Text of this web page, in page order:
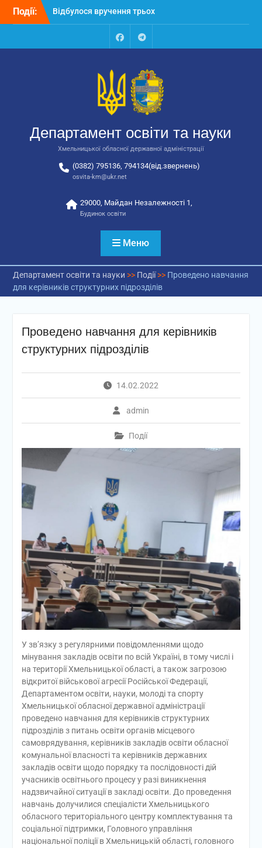
Перейти
Події:
закладів освіти
Відбулося засідання
колегії Департаменту
освіти та науки обласної
Відбулась обласна
відповідальних за
національно-патріотичне
FacebookTalegram
Департамент освіти та науки
Хмельницької обласної державної адміністрації
(0382) 795136, 794134(від.звернень)
osvita-km@ukr.net
29000, Майдан Незалежності 1,
Будинок освіти
Меню
Департамент освіти та науки >> Події>> Проведено навчання
для керівників структурних підрозділів
Проведено навчання для керівників
структурних підрозділів
14.02.2022
admin
Події
У зв’язку з регулярними повідомленнями щодо
мінування закладів освіти по всій Україні, в тому числі і
на території Хмельницької області, а також загрозою
відкритої військової агресії Російської Федерації,
Департаментом освіти, науки, молоді та спорту
Хмельницької обласної державної адміністрації
проведено навчання для керівників структурних
підрозділів з питань освіти органів місцевого
самоврядування, керівників закладів освіти обласної
комунальної власності та керівників державних
закладів освіти щодо порядку та послідовності дій
учасників освітнього процесу у разі виникнення
надзвичайної ситуації в закладі освіти. До проведення
навчань долучилися спеціалісти Хмельницького
обласного територіального центру комплектування та
соціальної підтримки, Головного управління
національної поліції в Хмельницькій області, головного